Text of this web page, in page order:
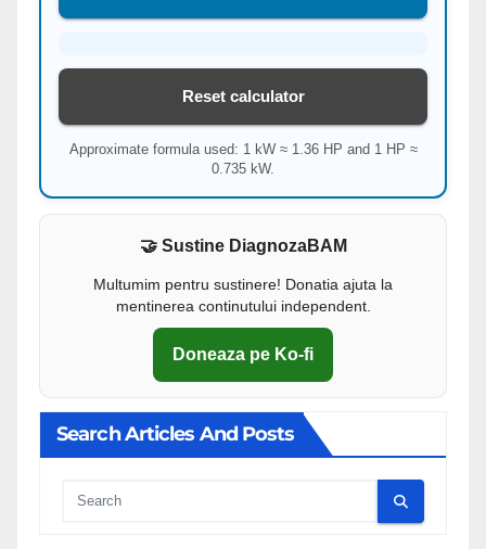
Reset calculator
Approximate formula used: 1 kW ≈ 1.36 HP and 1 HP ≈
0.735 kW.
🤝 Sustine DiagnozaBAM
Multumim pentru sustinere! Donatia ajuta la
mentinerea continutului independent.
Doneaza pe Ko-fi
Search Articles And Posts
Cauta